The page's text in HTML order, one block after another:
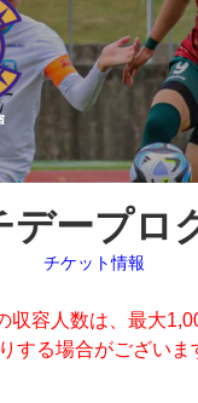
デープロ
チケット情報
収容人数は、最大
する場合がございま